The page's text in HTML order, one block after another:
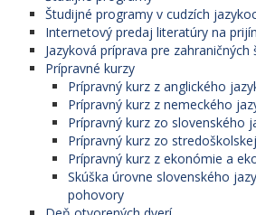
Študijné programy v cudzích
Internetový predaj literatúry na
Jazyková príprava pre
Prípravné kurzy
Prípravný kurz z anglického
Prípravný kurz z nemeckého
Prípravný kurz zo slovenského
Prípravný kurz zo
Prípravný kurz z ekonómie a
Skúška úrovne slovenského
pohovory